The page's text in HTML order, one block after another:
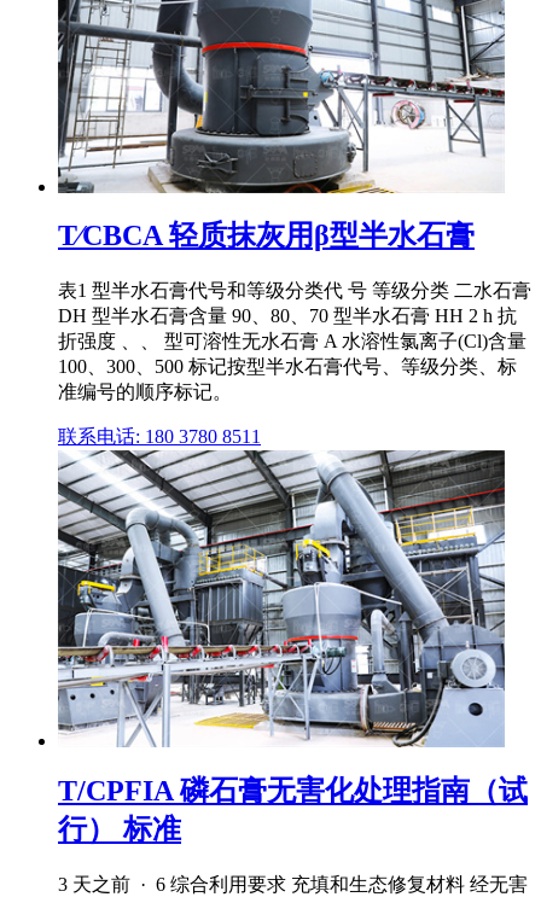
T∕CBCA 轻质抹灰用β型半水石膏
表1 型半水石膏代号和等级分类代 号 等级分类 二水石膏
DH 型半水石膏含量 90、80、70 型半水石膏 HH 2 h 抗
折强度 、、 型可溶性无水石膏 A 水溶性氯离子(Cl)含量
100、300、500 标记按型半水石膏代号、等级分类、标
准编号的顺序标记。
联系电话: 180 3780 8511
T/CPFIA 磷石膏无害化处理指南（试
行） 标准
3 天之前 · 6 综合利用要求 充填和生态修复材料 经无害